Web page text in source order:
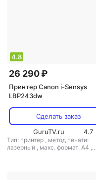
4.8
26 290 ₽
Принтер Canon i-Sensys
LBP243dw
Сделать заказ
GuruTV.ru
4.7
Тип: принтер , метод печати:
лазерный , макс. формат: A4 ,